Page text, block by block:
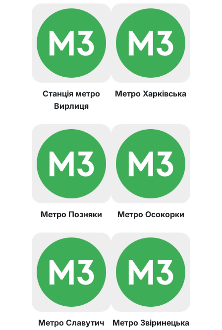
Станція метро
Вирлиця
Метро Харківська
Метро Позняки Метро Осокорки
Метро Славутич Метро Звіринецька